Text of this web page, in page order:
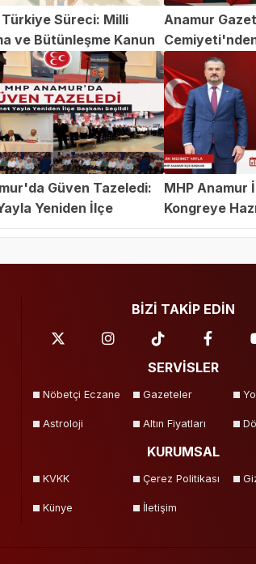
Süreci: Milli
ve Bütünleşme Kanun
Anamur
Abdülvahap
Saldırıya
Güven Tazeledi:
Yeniden İlçe
MHP Anamur
Kongreye
BİZİ TAKİP EDİN
SERVİSLER
Nöbetçi Eczane Gazeteler
Astroloji Altın Fiyatları
KURUMSAL
KVKK Çerez Politikası
Künye İletişim